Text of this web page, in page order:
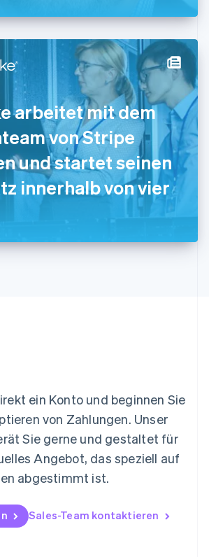
arbeitet mit dem
von Stripe
und startet seinen
innerhalb von vier
ein Konto und beginnen Sie
von Zahlungen. Unser
Sie gerne und gestaltet für
Angebot, das speziell auf
abgestimmt ist.
Sales-Team kontaktieren